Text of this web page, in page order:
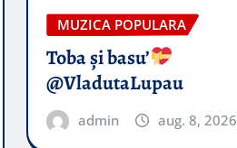
MUZICA POPULARA
Toba și basu’
@VladutaLupau
admin aug. 8, 2026